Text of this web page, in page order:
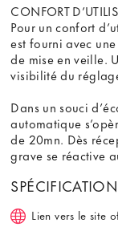
CONFORT
Pour un confort
est fourni avec
de mise en veille.
visibilité du
Dans un souci
automatique
de 20mn. Dès
grave se réactive
Lien vers le site